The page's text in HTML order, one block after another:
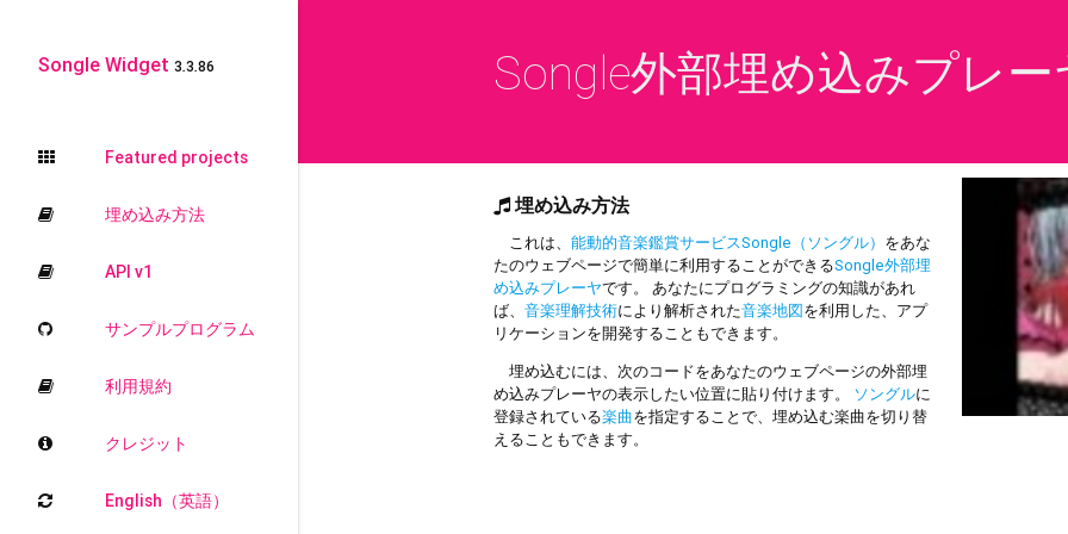
Songle Widget 3.3.86
Featured projects
埋め込み方法
API v1
サンプルプログラム
利用規約
クレジット
English（英語）
Songle外部埋め込みプレー
埋め込み方法
これは、能動的音楽鑑賞サービスSongle（ソングル） をあな
たのウェブページで簡単に利用することができるSongle外部埋
め込みプレーヤです。 あなたにプログラミングの知識があれ
ば、音楽理解技術により解析された音楽地図を利用した、アプ
リケーションを開発することもできます。
埋め込むには、次のコードをあなたのウェブページの外部埋
め込みプレーヤの表示したい位置に貼り付けます。
ソングルに
登録されている楽曲を指定することで、埋め込む楽曲を切り替
えることもできます。